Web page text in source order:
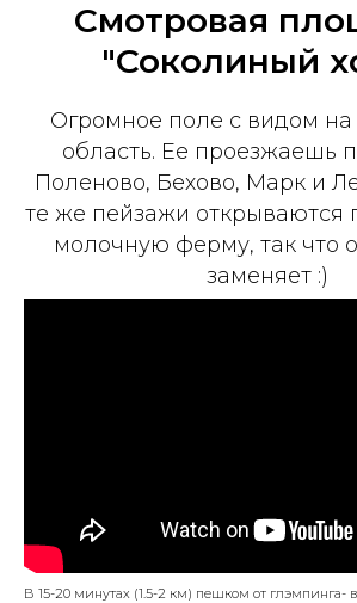
Смотровая
"Соколиный
Огромное поле с видом
область. Ее проезжаешь
Поленово, Бехово, Марк и
те же пейзажи открываются
молочную ферму, так что
заменяет :)
В 15-20 минутах (1.5-2 км) пешком от глэмпингa-